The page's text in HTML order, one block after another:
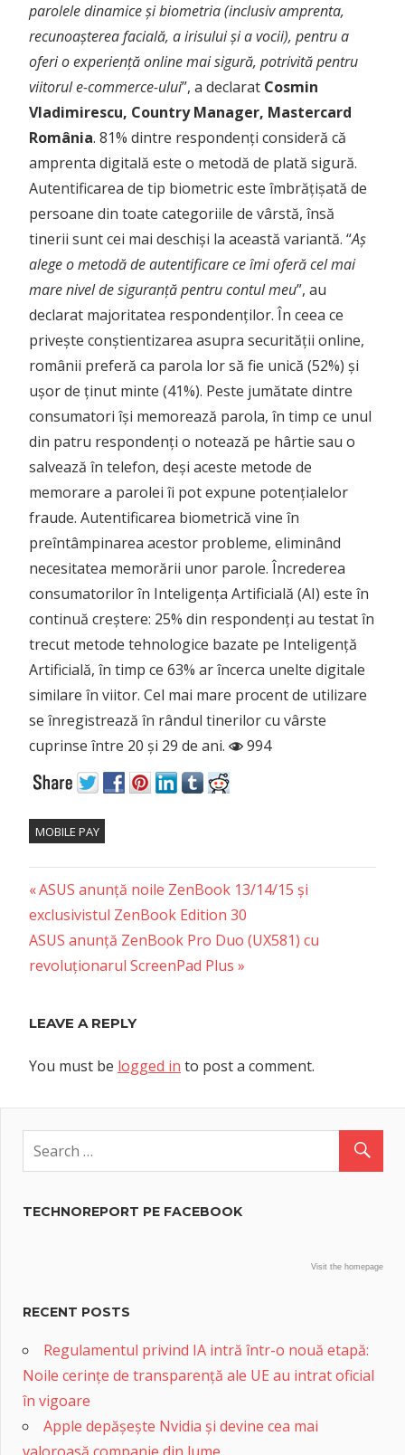
parolele dinamice și biometria (inclusiv amprenta,
recunoașterea facială, a irisului și a vocii), pentru a
oferi o experiență online mai sigură, potrivită pentru
viitorul e-commerce-ului”, a declarat Cosmin
Vladimirescu, Country Manager, Mastercard
România. 81% dintre respondenți consideră că
amprenta digitală este o metodă de plată sigură.
Autentificarea de tip biometric este îmbrățișată de
persoane din toate categoriile de vârstă, însă
tinerii sunt cei mai deschiși la această variantă. “Aș
alege o metodă de autentificare ce îmi oferă cel mai
mare nivel de siguranță pentru contul meu”, au
declarat majoritatea respondenților. În ceea ce
privește conștientizarea asupra securității online,
românii preferă ca parola lor să fie unică (52%) și
ușor de ținut minte (41%). Peste jumătate dintre
consumatori își memorează parola, în timp ce unul
din patru respondenți o notează pe hârtie sau o
salvează în telefon, deși aceste metode de
memorare a parolei îi pot expune potențialelor
fraude. Autentificarea biometrică vine în
preîntâmpinarea acestor probleme, eliminând
necesitatea memorării unor parole. Încrederea
consumatorilor în Inteligența Artificială (AI) este în
continuă creștere: 25% din respondenți au testat în
trecut metode tehnologice bazate pe Inteligență
Artificială, în timp ce 63% ar încerca unelte digitale
similare în viitor. Cel mai mare procent de utilizare
se înregistrează în rândul tinerilor cu vârste
cuprinse între 20 și 29 de ani.
994
MOBILE PAY
Post
navigation
Previous
Post:
ASUS anunță noile ZenBook 13/14/15 și
exclusivistul ZenBook Edition 30
Next
Post:
ASUS anunță ZenBook Pro Duo (UX581) cu
revoluționarul ScreenPad Plus
LEAVE A REPLY
You must be logged in to post a comment.
TECHNOREPORT PE FACEBOOK
Visit the homepage
RECENT POSTS
Regulamentul privind IA intră într-o nouă etapă:
Noile cerințe de transparență ale UE au intrat oficial
în vigoare
Apple depășește Nvidia și devine cea mai
valoroasă companie din lume